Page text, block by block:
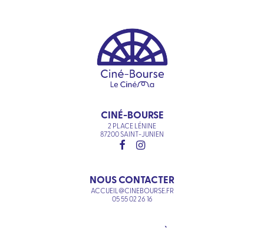
CINÉ-BOURSE
2 PLACE LÉNINE
87200 SAINT-JUNIEN
NOUS CONTACTER
ACCUEIL@CINEBOURSE.FR
05 55 02 26 16